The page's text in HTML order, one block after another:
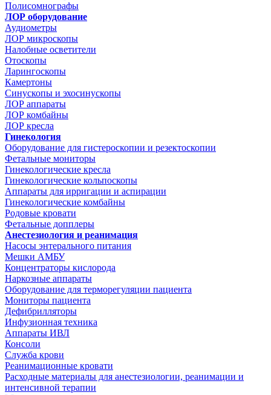
Полисомнографы
ЛОР оборудование
Аудиометры
ЛОР микроскопы
Налобные осветители
Отоскопы
Ларингоскопы
Камертоны
Синускопы и эхосинускопы
ЛОР аппараты
ЛОР комбайны
ЛОР кресла
Гинекология
Оборудование для гистероскопии и резектоскопии
Фетальные мониторы
Гинекологические кресла
Гинекологические кольпоскопы
Аппараты для ирригации и аспирации
Гинекологические комбайны
Родовые кровати
Фетальные допплеры
Анестезиология и реанимация
Насосы энтерального питания
Мешки АМБУ
Концентраторы кислорода
Наркозные аппараты
Оборудование для терморегуляции пациента
Мониторы пациента
Дефибрилляторы
Инфузионная техника
Аппараты ИВЛ
Консоли
Служба крови
Реанимационные кровати
Расходные материалы для анестезиологии, реанимации и
интенсивной терапии